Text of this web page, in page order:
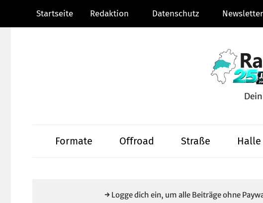
Startseite Redaktion Datenschutz Newsletter
aus
Formate Offroad Straße Halle
→ Logge dich ein, um alle Beiträge ohne